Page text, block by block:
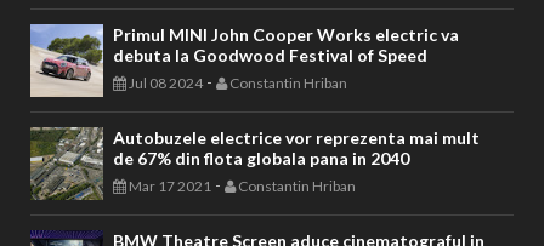
Primul MINI John Cooper Works electric va
debuta la Goodwood Festival of Speed
Jul 08 2024- Constantin Hriban
Autobuzele electrice vor reprezenta mai mult
de 67% din flota globala pana in 2040
Mar 17 2021 - Constantin Hriban
BMW Theatre Screen aduce cinematograful in